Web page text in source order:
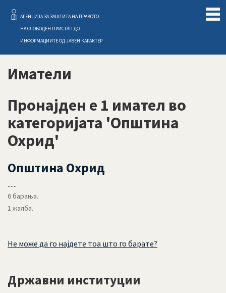
Слободен Пристап
АГЕНЦИЈА ЗА ЗАШТИТА НА ПРАВОТО
НА СЛОБОДЕН ПРИСТАП ДО
ИНФОРМАЦИИТЕ ОД ЈАВЕН КАРАКТЕР
Иматели
Пронајден е 1 имател во
категоријата 'Општина
Охрид'
Општина Охрид
......
6 барања.
1 жалба.
Не може да го најдете тоа што го барате?
Државни институции